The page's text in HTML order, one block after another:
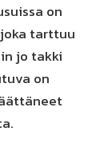
on
tarttuu
jo takki
on